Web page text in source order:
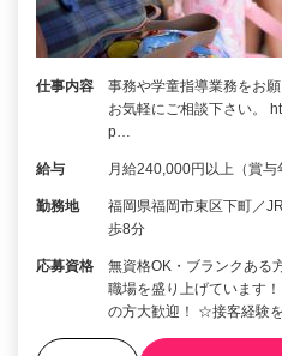
仕事内容
事務や学童指導業務をお
お気軽にご相談下さい。
p…
給与 月給240,000円以上（賞与
勤務地
福岡県福岡市東区下町／
歩8分
応募資格
無資格OK・ブランクあ
職場を盛り上げています
の方大歓迎！ ☆接客経験